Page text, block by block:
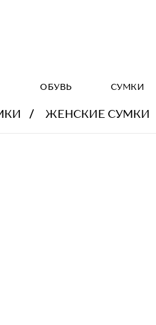
ОБУВЬ СУМКИ
ЖЕНСКИЕ СУМКИ